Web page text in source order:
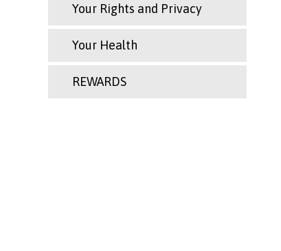
Your Rights and Privacy
Your Health
REWARDS